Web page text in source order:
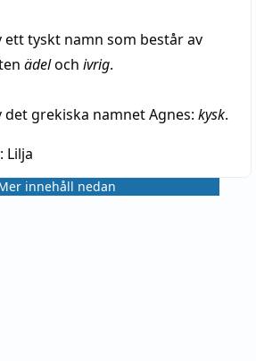
ett tyskt namn som består av
ädeloch ivrig.
det grekiska namnet Agnes: kysk.
Lilja
innehåll nedan